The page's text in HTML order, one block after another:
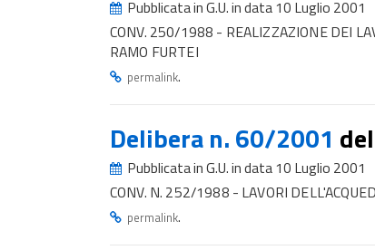
Pubblicata in G.U. in data 10 Luglio 2001
CONV. 250/1988 - REALIZZAZIONE DEI
RAMO FURTEI
permalink.
Delibera n. 60/2001
Pubblicata in G.U. in data 10 Luglio 2001
CONV. N. 252/1988 - LAVORI
permalink.